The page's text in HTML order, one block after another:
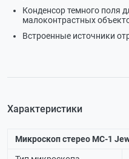
Конденсор темного поля
малоконтрастных
Встроенные источники
Характеристики
Микроскоп стерео МС-1